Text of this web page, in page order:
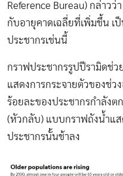
Reference Bureau) กล่าว
กับอายุคาดเฉลี่ยที่เพิ่มขึ้น เ
ประชากรเช่นนี้
กราฟประชากรรูปปีรามิดช่ว
แสดงการกระจายตัวของช่ว
ร้อยละของประชากรกำลังต
(หัวกลับ) แบบกราฟถังน้ำแส
ประชากรนั้นช้าลง